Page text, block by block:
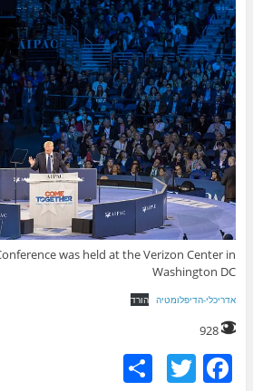
was held at the Verizon Center in
Washington DC
אדריכלי-הדיפלומטיה הורד
928
F
T
S